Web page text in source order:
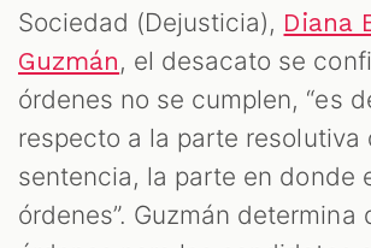
Sociedad (Dejusticia), Diana
Guzmán, el desacato se
órdenes no se cumplen, “es
respecto a la parte resolutiva
sentencia, la parte en donde
órdenes”. Guzmán determina